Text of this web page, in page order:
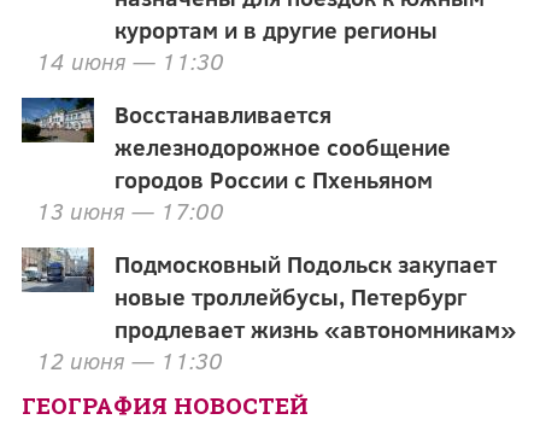
курортам и в другие регионы
14 июня — 11:30
Восстанавливается
железнодорожное сообщение
городов России с Пхеньяном
13 июня — 17:00
Подмосковный Подольск закупает
новые троллейбусы, Петербург
продлевает жизнь «автономникам»
12 июня — 11:30
ГЕОГРАФИЯ НОВОСТЕЙ